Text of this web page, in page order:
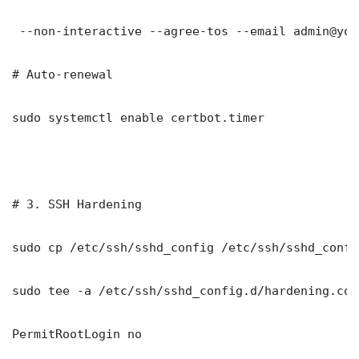
--non-interactive --agree-tos --email
# Auto-renewal
sudo systemctl enable certbot.timer
# 3. SSH Hardening
sudo cp /etc/ssh/sshd_config /etc/ssh/
sudo tee -a /etc/ssh/sshd_config.d/
PermitRootLogin no